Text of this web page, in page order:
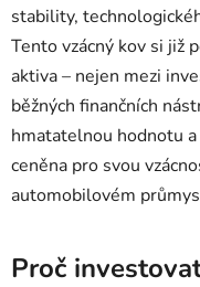
stability,
Tento vzácný kov si již
aktiva – nejen mezi
běžných finančních
hmatatelnou hodnotu
ceněna pro svou
automobilovém
Proč